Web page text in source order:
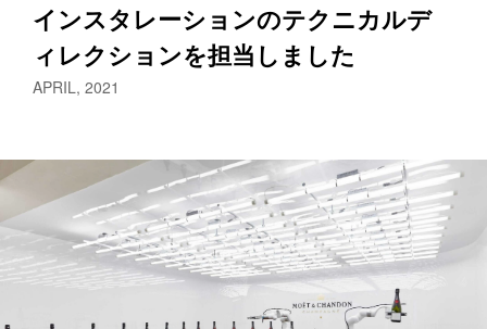
NEWS/EVENTS
CONTACT
JA EN / ZH
インスタレーションのテクニカルデ
ィレクションを担当しました
APRIL, 2021
お仕事のご依頼・取材のご相談など、下記のフォームからお気軽
にお問い合わせください。メールの場合は hello@bassdrum.org か
らご連絡ください。